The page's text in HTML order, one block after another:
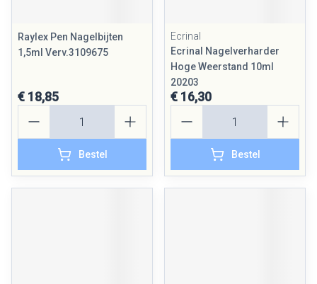
Raylex Pen Nagelbijten
1,5ml Verv.3109675
€ 18,85
Bestel
Ecrinal
Ecrinal Nagelverharder
Hoge Weerstand 10ml
20203
€ 16,30
Bestel